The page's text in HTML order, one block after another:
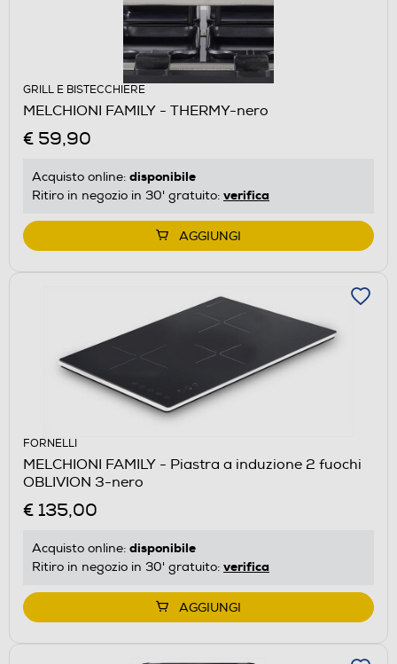
GRILL E BISTECCHIERE
MELCHIONI FAMILY - THERMY-nero
€ 59,90
Acquisto online: disponibile
Ritiro in negozio in 30' gratuito: verifica
AGGIUNGI
FORNELLI
MELCHIONI FAMILY - Piastra a induzione 2 fuochi
OBLIVION 3-nero
€ 135,00
Acquisto online: disponibile
Ritiro in negozio in 30' gratuito: verifica
AGGIUNGI